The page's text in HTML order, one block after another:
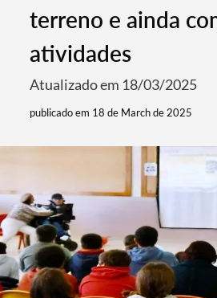
terreno e ainda
atividades
Atualizado em 18/03/2025
publicado em 18 de March de 2025